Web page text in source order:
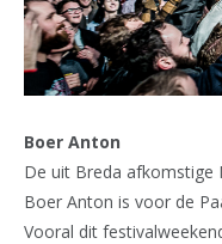
Boer Anton
De uit Breda afkomstige
Boer Anton is voor de
Vooral dit